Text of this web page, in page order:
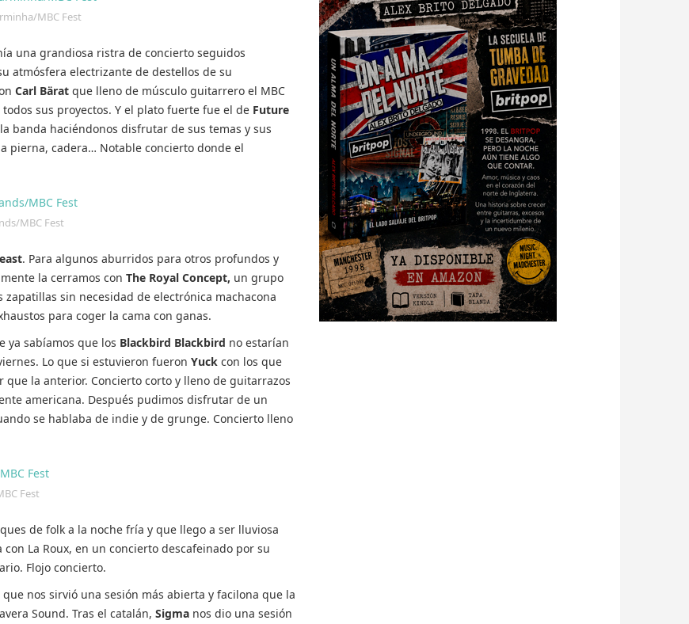
MBC Fest
una grandiosa ristra de concierto seguidos
atmósfera electrizante de destellos de su
Carl Bärat que lleno de músculo guitarrero el MBC
sus proyectos. Y el plato fuerte fue el de Future
banda haciéndonos disfrutar de sus temas y sus
pierna, cadera… Notable concierto donde el
MBC Fest
. Para algunos aburridos para otros profundos y
la cerramos con The Royal Concept, un grupo
sin necesidad de electrónica machacona
para coger la cama con ganas.
ya sabíamos que los Blackbird Blackbird no estarían
Lo que si estuvieron fueron Yuck con los que
la anterior. Concierto corto y lleno de guitarrazos
americana. Después pudimos disfrutar de un
se hablaba de indie y de grunge. Concierto lleno
Fest
de folk a la noche fría y que llego a ser lluviosa
La Roux, en un concierto descafeinado por su
Flojo concierto.
nos sirvió una sesión más abierta y facilona que la
Sound. Tras el catalán, Sigma nos dio una sesión